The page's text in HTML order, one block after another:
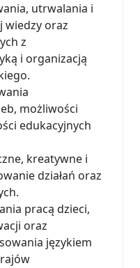
utrwalania i
wiedzy oraz
z
i organizacją
możliwości
edukacyjnych
kreatywne i
działań oraz
pracą dzieci,
oraz
językiem